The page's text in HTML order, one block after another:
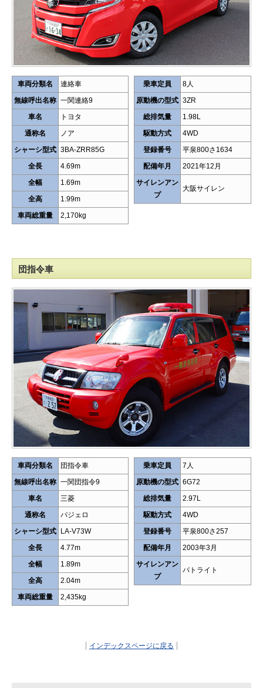
車両分類名
連絡車
無線呼出名称 一関連絡9
車名
トヨタ
通称名
ノア
シャーシ型式 3BA-ZRR85G
全長
4.69m
全幅
1.69m
全高
1.99m
車両総重量
2,170kg
乗車定員
8人
原動機の型式 3ZR
総排気量
1.98L
駆動方式
4WD
登録番号
平泉800さ1634
配備年月
2021年12月
サイレンアン
プ
大阪サイレン
団指令車
車両分類名
団指令車
無線呼出名称 一関団指令9
車名
三菱
通称名
パジェロ
シャーシ型式
LA-V73W
全長
4.77m
全幅
1.89m
全高
2.04m
車両総重量
2,435kg
乗車定員
7人
原動機の型式 6G72
総排気量
2.97L
駆動方式
4WD
登録番号
平泉800さ257
配備年月
2003年3月
サイレンアン
プ
パトライト
インデックスページに戻る